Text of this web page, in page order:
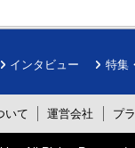
インタビュー 特集
いて 運営会社 プ